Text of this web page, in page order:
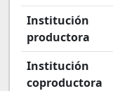
Institución
productora
Institución
coproductora